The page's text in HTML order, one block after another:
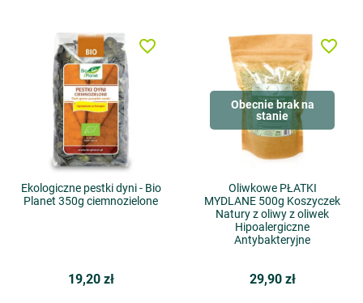
Ekologiczne pestki dyni - Bio
Planet 350g ciemnozielone
19,20 zł
favorite_border
Obecnie brak na
stanie
Oliwkowe PŁATKI
MYDLANE 500g Koszyczek
Natury z oliwy z oliwek
Hipoalergiczne
Antybakteryjne
29,90 zł
favorite_border